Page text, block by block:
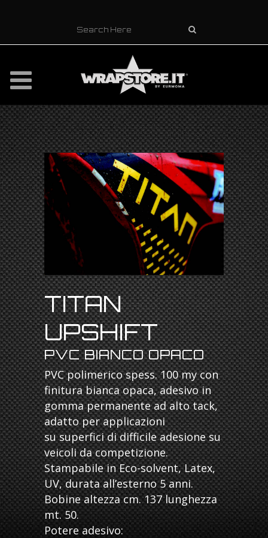
TITAN
UPSHIFT
PVC BIANCO OPACO
PVC polimerico spess. 100 my con
finitura bianca opaca, adesivo in
gomma permanente ad alto tack,
adatto per applicazioni
su superfici di difficile adesione su
veicoli da competizione.
Stampabile in Eco-solvent, Latex,
UV, durata all’esterno 5 anni.
Bobine altezza cm. 137 lunghezza
mt. 50.
Potere adesivo: